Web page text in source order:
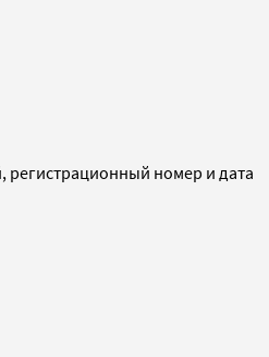
регистрационный номер и дата